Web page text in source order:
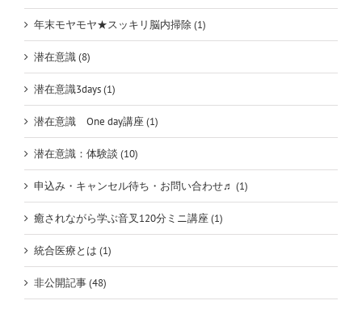
年末モヤモヤ★スッキリ脳内掃除 (1)
潜在意識 (8)
潜在意識3days (1)
潜在意識 One day講座 (1)
潜在意識：体験談 (10)
申込み・キャンセル待ち・お問い合わせ♬ (1)
癒されながら学ぶ音叉120分ミニ講座 (1)
統合医療とは (1)
非公開記事 (48)